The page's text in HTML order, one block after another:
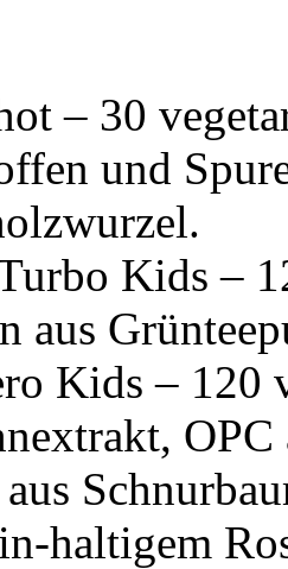
– 30
und
Kids –
aus
Kids – 120
haltigem